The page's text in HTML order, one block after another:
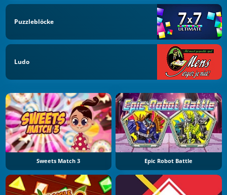
Puzzleblöcke
Ludo
Sweets Match 3 Epic Robot Battle